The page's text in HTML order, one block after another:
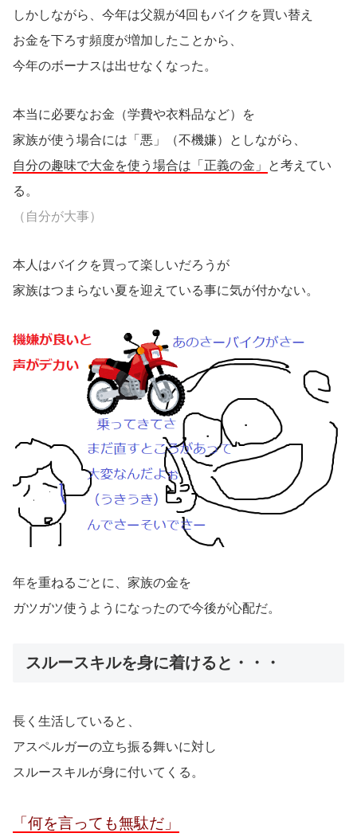
しかしながら、今年は父親が4回もバイクを買い替え
お金を下ろす頻度が増加したことから、
今年のボーナスは出せなくなった。
本当に必要なお金（学費や衣料品など）を
家族が使う場合には「悪」（不機嫌）としながら、
自分の趣味で大金を使う場合は「正義の金」
と考えてい
る。
（自分が大事）
本人はバイクを買って楽しいだろうが
家族はつまらない夏を迎えている事に気が付かない。
年を重ねるごとに、家族の金を
ガツガツ使うようになったので今後が心配だ。
スルースキルを身に着けると・・・
長く生活していると、
アスペルガーの立ち振る舞いに対し
スルースキルが身に付いてくる。
「何を言っても無駄だ」